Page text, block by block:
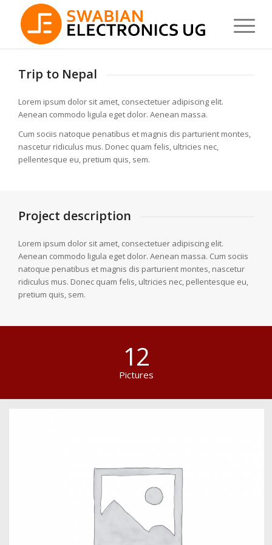
Trip to Nepal
Lorem ipsum dolor sit amet, consectetuer adipiscing elit.
Aenean commodo ligula eget dolor. Aenean massa.
Cum sociis natoque penatibus et magnis dis parturient montes,
nascetur ridiculus mus. Donec quam felis, ultricies nec,
pellentesque eu, pretium quis, sem.
Project description
Lorem ipsum dolor sit amet, consectetuer adipiscing elit.
Aenean commodo ligula eget dolor. Aenean massa. Cum sociis
natoque penatibus et magnis dis parturient montes, nascetur
ridiculus mus. Donec quam felis, ultricies nec, pellentesque eu,
pretium quis, sem.
12
Pictures